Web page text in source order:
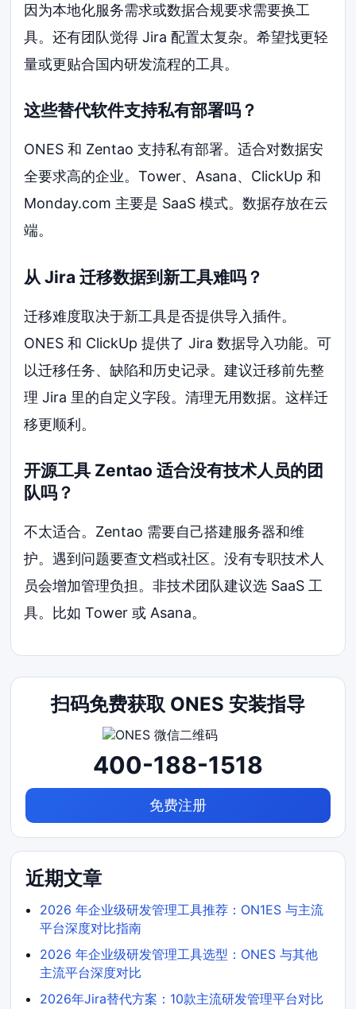
因为本地化服务需求或数据合规要求需要换工
具。还有团队觉得 Jira 配置太复杂。希望找更轻
量或更贴合国内研发流程的工具。
这些替代软件支持私有部署吗？
ONES 和 Zentao 支持私有部署。适合对数据安
全要求高的企业。Tower、Asana、ClickUp 和
Monday.com 主要是 SaaS 模式。数据存放在云
端。
从 Jira 迁移数据到新工具难吗？
迁移难度取决于新工具是否提供导入插件。
ONES 和 ClickUp 提供了 Jira 数据导入功能。可
以迁移任务、缺陷和历史记录。建议迁移前先整
理 Jira 里的自定义字段。清理无用数据。这样迁
移更顺利。
开源工具 Zentao 适合没有技术人员的团
队吗？
不太适合。Zentao 需要自己搭建服务器和维
护。遇到问题要查文档或社区。没有专职技术人
员会增加管理负担。非技术团队建议选 SaaS 工
具。比如 Tower 或 Asana。
扫码免费获取 ONES 安装指导
400-188-1518
免费注册
近期文章
2026 年企业级研发管理工具推荐：ON1ES 与主流
平台深度对比指南
2026 年企业级研发管理工具选型：ONES 与其他
主流平台深度对比
2026年Jira替代方案：10款主流研发管理平台对比